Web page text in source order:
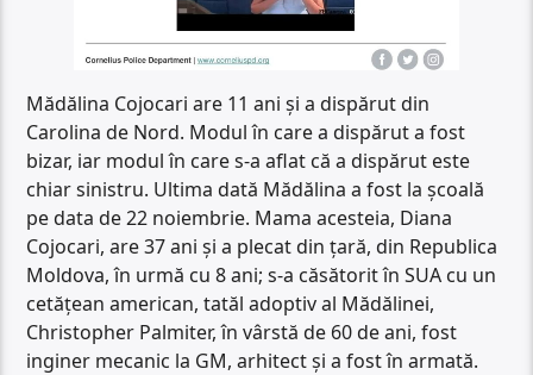
Mădălina Cojocari are 11 ani și a dispărut din
Carolina de Nord. Modul în care a dispărut a fost
bizar, iar modul în care s-a aflat că a dispărut este
chiar sinistru. Ultima dată Mădălina a fost la școală
pe data de 22 noiembrie. Mama acesteia, Diana
Cojocari, are 37 ani și a plecat din țară, din Republica
Moldova, în urmă cu 8 ani; s-a căsătorit în SUA cu un
cetățean american, tatăl adoptiv al Mădălinei,
Christopher Palmiter, în vârstă de 60 de ani, fost
inginer mecanic la GM, arhitect și a fost în armată.